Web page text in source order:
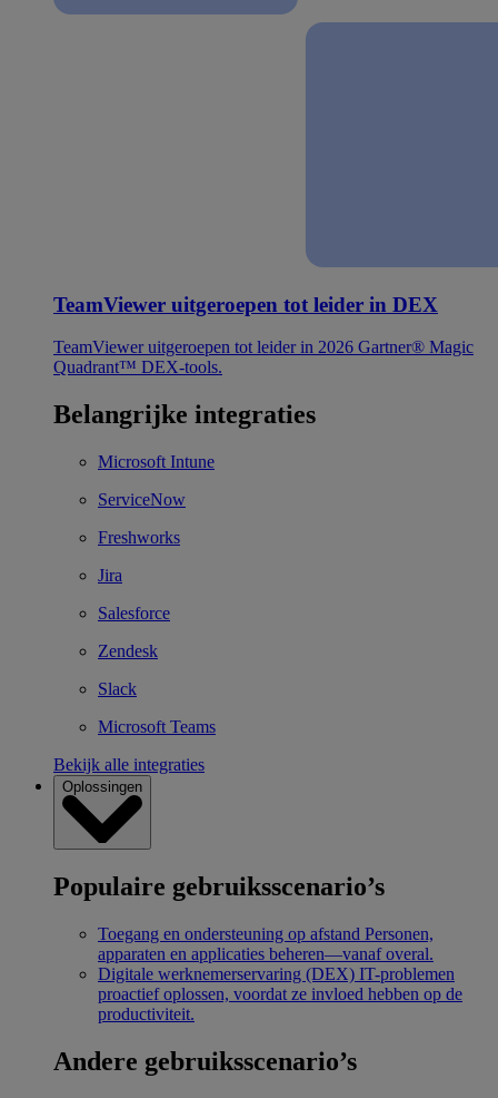
TeamViewer uitgeroepen tot leider in DEX
TeamViewer uitgeroepen tot leider in 2026 Gartner® Magic
Quadrant™ DEX-tools.
Belangrijke integraties
Microsoft Intune
ServiceNow
Freshworks
Jira
Salesforce
Zendesk
Slack
Microsoft Teams
Bekijk alle integraties
Oplossingen
Populaire gebruiksscenario’s
Toegang en ondersteuning op afstand Personen,
apparaten en applicaties beheren—vanaf overal.
Digitale werknemerservaring (DEX) IT-problemen
proactief oplossen, voordat ze invloed hebben op de
productiviteit.
Andere gebruiksscenario’s